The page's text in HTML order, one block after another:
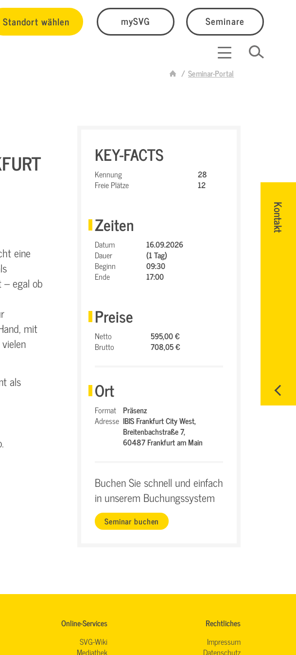
Standort wählen mySVG Seminare
Seminar-Portal
Kontakt
eine
egal ob
mit
als
KEY-FACTS
Kennung
28
Freie Plätze
12
Zeiten
Datum
16.09.2026
Dauer
(1 Tag)
Beginn
09:30
Ende
17:00
Preise
Netto
595,00 €
Brutto
708,05 €
Ort
Format Präsenz
Adresse IBIS Frankfurt City West,
Breitenbachstraße 7,
60487 Frankfurt am Main
Buchen Sie schnell und einfach
in unserem Buchungssystem
Seminar buchen
Online-Services
SVG-Wiki
Mediathek
Rechtliches
Impressum
Datenschutz